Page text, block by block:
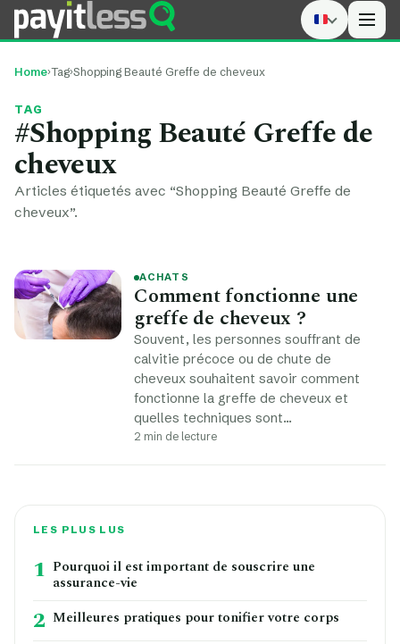
Home›Tag›Shopping Beauté Greffe de cheveux
TAG
#Shopping Beauté Greffe de
cheveux
Articles étiquetés avec “Shopping Beauté Greffe de
cheveux”.
ACHATS
Comment fonctionne une
greffe de cheveux ?
Souvent, les personnes souffrant de
calvitie précoce ou de chute de
cheveux souhaitent savoir comment
fonctionne la greffe de cheveux et
quelles techniques sont…
2 min de lecture
LES PLUS LUS
1 Pourquoi il est important de souscrire une
assurance-vie
2 Meilleures pratiques pour tonifier votre corps